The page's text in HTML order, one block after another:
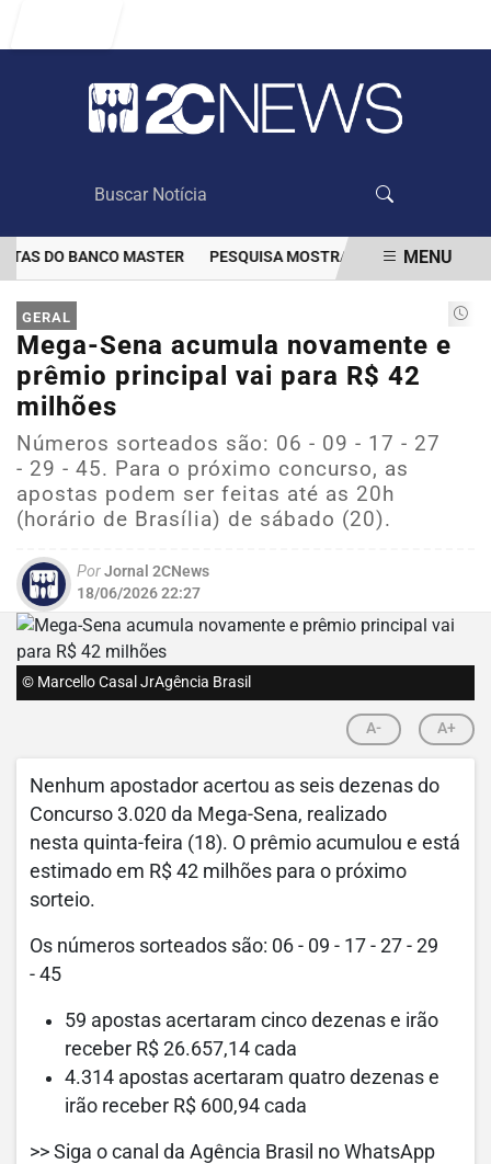
DO BANCO MASTER PESQUISA MOSTRA QUE VACINAÇÃO
EM ALTA
MENU
GERAL
Mega-Sena acumula novamente e
prêmio principal vai para R$ 42
milhões
Números sorteados são: 06 - 09 - 17 - 27
- 29 - 45. Para o próximo concurso, as
apostas podem ser feitas até as 20h
(horário de Brasília) de sábado (20).
PorJornal 2CNews
18/06/2026 22:27
© Marcello Casal JrAgência Brasil
A- A+
Nenhum apostador acertou as seis dezenas do
Concurso 3.020 da Mega-Sena, realizado
nesta quinta-feira (18). O prêmio acumulou e está
estimado em R$ 42 milhões para o próximo
sorteio.
Os números sorteados são: 06 - 09 - 17 - 27 - 29
- 45
59 apostas acertaram cinco dezenas e irão
receber R$ 26.657,14 cada
4.314 apostas acertaram quatro dezenas e
irão receber R$ 600,94 cada
>> Siga o canal da Agência Brasil no WhatsApp